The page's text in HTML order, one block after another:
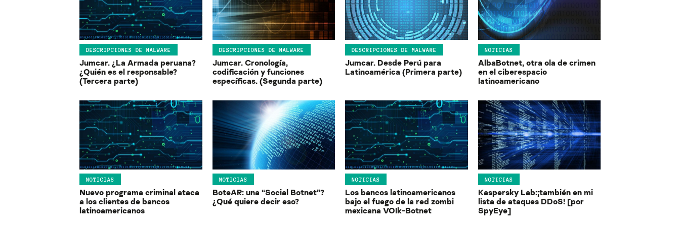
DESCRIPCIONES DE MALWARE
Jumcar. ¿La Armada peruana?
¿Quién es el responsable?
(Tercera parte)
DESCRIPCIONES DE MALWARE
Jumcar. Cronología,
codificación y funciones
específicas. (Segunda parte)
DESCRIPCIONES DE MALWARE
Jumcar. Desde Perú para
Latinoamérica (Primera parte)
NOTICIAS
AlbaBotnet, otra ola de crimen
en el ciberespacio
latinoamericano
NOTICIAS
Nuevo programa criminal ataca
a los clientes de bancos
latinoamericanos
NOTICIAS
BoteAR: una “Social Botnet”?
¿Qué quiere decir eso?
NOTICIAS
Los bancos latinoamericanos
bajo el fuego de la red zombi
mexicana VOIk-Botnet
NOTICIAS
Kaspersky Lab:¡también en mi
lista de ataques DDoS! [por
SpyEye]